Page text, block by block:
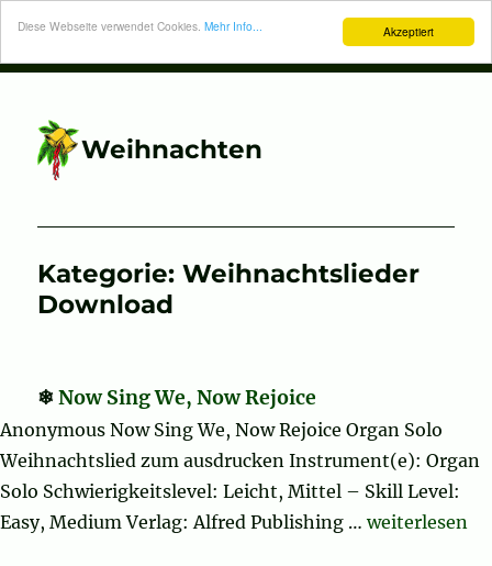
Akzeptiert
Diese Webseite verwendet Cookies. Mehr Info...
Weihnachten
Kategorie:Weihnachtslieder
Download
Now Sing We, Now Rejoice
Anonymous Now Sing We, Now Rejoice Organ Solo
Weihnachtslied zum ausdrucken Instrument(e): Organ
Solo Schwierigkeitslevel: Leicht, Mittel – Skill Level:
Easy, Medium Verlag: Alfred Publishing …„Now Sing
weiterlesen